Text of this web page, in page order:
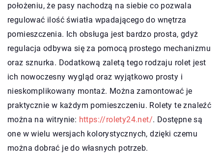
położeniu, że pasy nachodzą na siebie co pozwala
regulować ilość światła wpadającego do wnętrza
pomieszczenia. Ich obsługa jest bardzo prosta, gdyż
regulacja odbywa się za pomocą prostego mechanizmu
oraz sznurka. Dodatkową zaletą tego rodzaju rolet jest
ich nowoczesny wygląd oraz wyjątkowo prosty i
nieskomplikowany montaż. Można zamontować je
praktycznie w każdym pomieszczeniu. Rolety te znaleźć
można na witrynie: https://rolety24.net/. Dostępne są
one w wielu wersjach kolorystycznych, dzięki czemu
można dobrać je do własnych potrzeb.